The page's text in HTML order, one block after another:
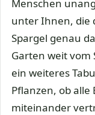
Menschen
unter Ihnen, die
Spargel genau
Garten weit
ein weiteres
Pflanzen, ob alle
miteinander